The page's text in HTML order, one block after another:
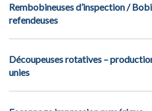
Rembobineuses d’inspection /
refendeuses
Découpeuses rotatives –
unies